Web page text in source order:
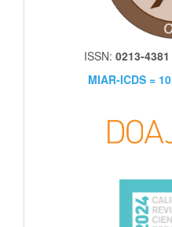
ISSN: 0213-4381
MIAR-ICDS =